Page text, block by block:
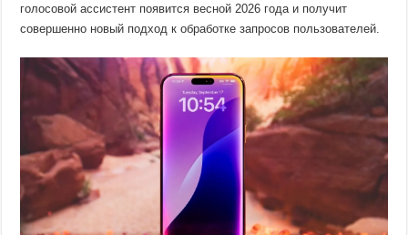
голосовой ассистент появится весной 2026 года и получит
совершенно новый подход к обработке запросов пользователей.